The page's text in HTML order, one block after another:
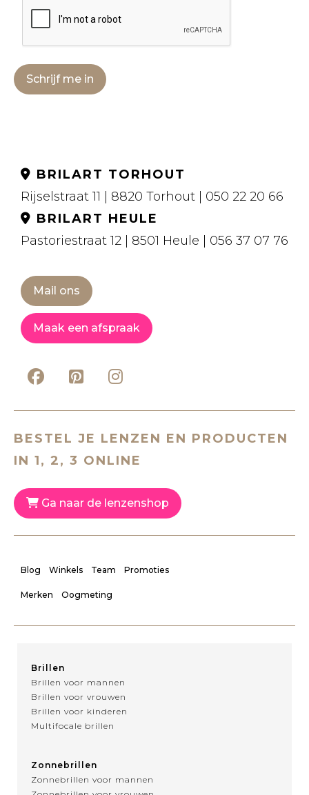
Schrijf me in
BRILART TORHOUT
Rijselstraat 11 | 8820 Torhout | 050 22 20 66
BRILART HEULE
Pastoriestraat 12 | 8501 Heule | 056 37 07 76
Mail ons
Maak een afspraak
BESTEL JE LENZEN EN PRODUCTEN
IN 1, 2, 3 ONLINE
Ga naar de lenzenshop
Blog Winkels Team Promoties
Merken Oogmeting
Brillen
Brillen voor mannen
Brillen voor vrouwen
Brillen voor kinderen
Multifocale brillen
Zonnebrillen
Zonnebrillen voor mannen